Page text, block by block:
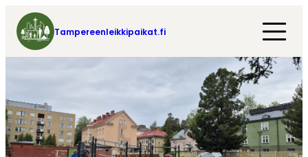
Tampereenleikkipaikat.fi